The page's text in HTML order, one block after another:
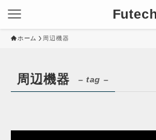
Futech
ホーム 周辺機器
周辺機器 – tag –